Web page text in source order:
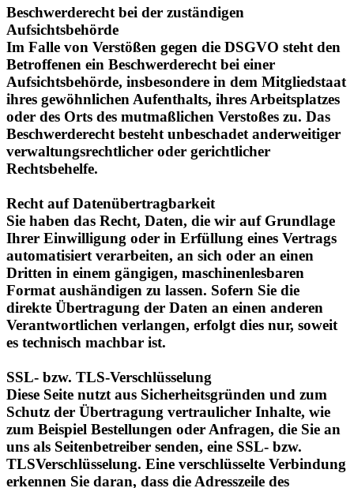
Im Falle von Verstößen gegen die DSGVO steht den
Betroffenen ein Beschwerderecht bei einer
Aufsichtsbehörde, insbesondere in dem Mitgliedstaat
ihres gewöhnlichen Aufenthalts, ihres Arbeitsplatzes
oder des Orts des mutmaßlichen Verstoßes zu. Das
Beschwerderecht besteht unbeschadet anderweitiger
verwaltungsrechtlicher oder gerichtlicher
Rechtsbehelfe.
Recht auf Datenübertragbarkeit
Ihrer Einwilligung oder in Erfüllung eines Vertrags
automatisiert verarbeiten, an sich oder an einen
Dritten in einem gängigen, maschinenlesbaren
Format aushändigen zu lassen. Sofern Sie die
direkte Übertragung der Daten an einen anderen
Verantwortlichen verlangen, erfolgt dies nur, soweit
es technisch machbar ist.
SSL- bzw. TLS-Verschlüsselung
Schutz der Übertragung vertraulicher Inhalte, wie
zum Beispiel Bestellungen oder Anfragen, die Sie an
uns als Seitenbetreiber senden, eine SSL- bzw.
TLSVerschlüsselung. Eine verschlüsselte Verbindung
erkennen Sie daran, dass die Adresszeile des
Browsers von „http://“ auf „https://“ wechselt und
an dem Schloss-Symbol in Ihrer Browserzeile.